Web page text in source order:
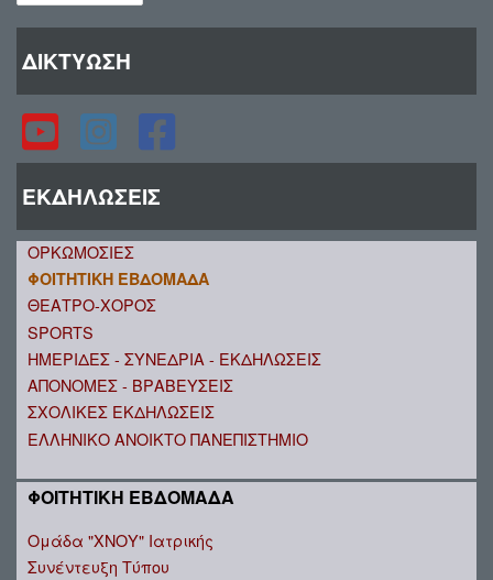
ΔΙΚΤΥΩΣΗ
ΕΚΔΗΛΩΣΕΙΣ
ΟΡΚΩΜΟΣΙΕΣ
ΦΟΙΤΗΤΙΚΗ ΕΒΔΟΜΑΔΑ
ΘΕΑΤΡΟ-ΧΟΡΟΣ
SPORTS
ΗΜΕΡΙΔΕΣ - ΣΥΝΕΔΡΙΑ - ΕΚΔΗΛΩΣΕΙΣ
ΑΠΟΝΟΜΕΣ - ΒΡΑΒΕΥΣΕΙΣ
ΣΧΟΛΙΚΕΣ ΕΚΔΗΛΩΣΕΙΣ
ΕΛΛΗΝΙΚΟ ΑΝΟΙΚΤΟ ΠΑΝΕΠΙΣΤΗΜΙΟ
ΦΟΙΤΗΤΙΚΗ ΕΒΔΟΜΑΔΑ
Ομάδα "ΧΝΟΥ" Ιατρικής
Συνέντευξη Τύπου